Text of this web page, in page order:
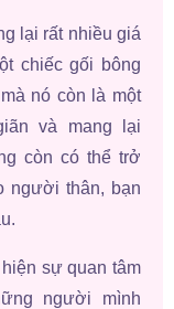
lại rất nhiều giá
chiếc gối bông
nó còn là một
và mang lại
còn có thể trở
người thân, bạn
sự quan tâm
người mình